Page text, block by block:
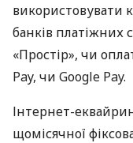
використовувати
банків платіжних
«Простір», чи
Pay, чи Google Pay.
Інтернет-
щомісячної